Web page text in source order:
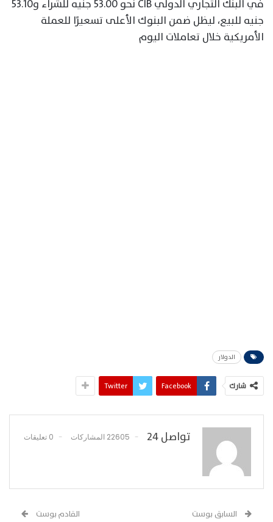
في البنك التجاري الدولي CIB نحو 53.00 جنيه للشراء و53.10
جنيه للبيع، ليظل ضمن البنوك الأعلى تسعيرًا للعملة
الأمريكية خلال تعاملات اليوم
الدولار
شارك Facebook
Twitter
تواصل 24 22605 المشاركات 0 تعليقات
السابق بوست القادم بوست